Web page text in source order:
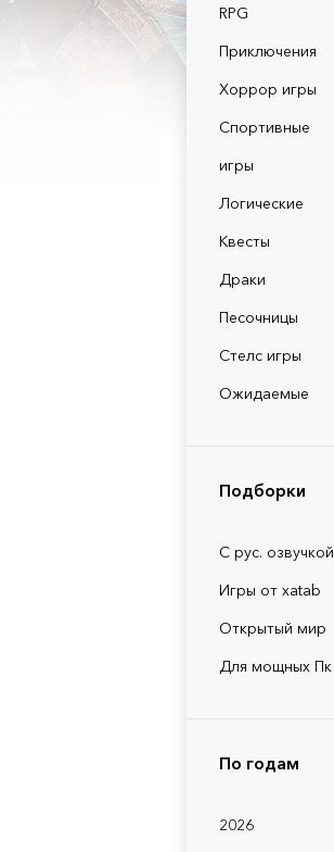
RPG
Приключения
Хоррор игры
Спортивные
игры
Логические
Квесты
Драки
Песочницы
Стелс игры
Ожидаемые
Подборки
С рус. озвучкой
Игры от xatab
Открытый мир
Для мощных Пк
По годам
2026